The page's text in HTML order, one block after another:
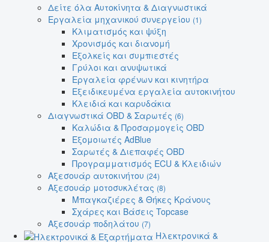
Δείτε όλα Αυτοκίνητα & Διαγνωστικά
Εργαλεία μηχανικού συνεργείου (1)
Κλιματισμός και ψύξη
Χρονισμός και διανομή
Εξολκείς και συμπιεστές
Γρύλοι και ανυψωτικά
Εργαλεία φρένων και κινητήρα
Εξειδικευμένα εργαλεία αυτοκινήτου
Κλειδιά και καρυδάκια
Διαγνωστικά OBD & Σαρωτές (6)
Καλώδια & Προσαρμογείς OBD
Εξομοιωτές AdBlue
Σαρωτές & Διεπαφές OBD
Προγραμματισμός ECU & Κλειδιών
Αξεσουάρ αυτοκινήτου (24)
Αξεσουάρ μοτοσυκλέτας (8)
Μπαγκαζιέρες & Θήκες Κράνους
Σχάρες και Βάσεις Topcase
Αξεσουάρ ποδηλάτου (7)
Ηλεκτρονικά &